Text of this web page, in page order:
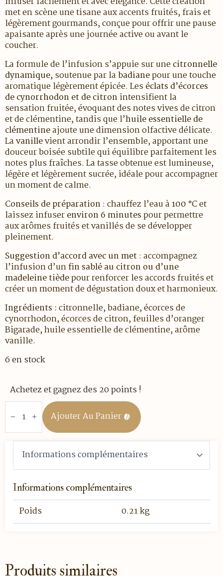
met en scène une tisane aux accents fruités, frais et
légèrement gourmands, conçue pour offrir une pause
apaisante après une journée active ou avant le
coucher.
La formule de l’infusion s’appuie sur unecitronnelle
dynamique, soutenue par labadianepour une touche
aromatique légèrement épicée. Leséclats d’écorces
de cynorrhodon et de citronintensifient la
sensation fruitée, évoquant des notes vives de citron
et de clémentine, tandis que l’huile essentielle de
clémentineajoute une dimension olfactive délicate.
Lavanillevient arrondir l’ensemble, apportant une
douceur boisée subtile qui équilibre parfaitement les
notes plus fraîches. La tasse obtenue est lumineuse,
légère et légèrement sucrée, idéale pour accompagner
un moment de calme.
Conseils de préparation: chauffez l’eau à100 °Cet
laissez infuserenviron 6 minutespour permettre
aux arômes fruités et vanillés de se développer
pleinement.
Suggestion d’accord avec un met: accompagnez
l’infusion d’unfin sablé au citron ou d’une
madeleine tièdepour renforcer les accords fruités et
créer un moment de dégustation doux et harmonieux.
Ingrédients :citronnelle, badiane, écorces de
cynorrhodon, écorces de citron, feuilles d’oranger
Bigarade, huile essentielle de clémentine, arôme
vanille.
6 en stock
Achetez et gagnez des 20 points !
quantité
Coffret
Happy
Dreams
n°624
métal
garnie
boule
Ajouter Au Panier
Informations complémentaires
Poids 0.21 kg
Produits similaires